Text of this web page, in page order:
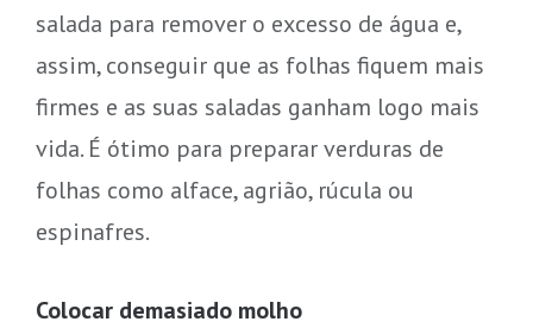
salada para remover o excesso de água e,
assim, conseguir que as folhas fiquem mais
firmes e as suas saladas ganham logo mais
vida. É ótimo para preparar verduras de
folhas como alface, agrião, rúcula ou
espinafres.
Colocar demasiado molho